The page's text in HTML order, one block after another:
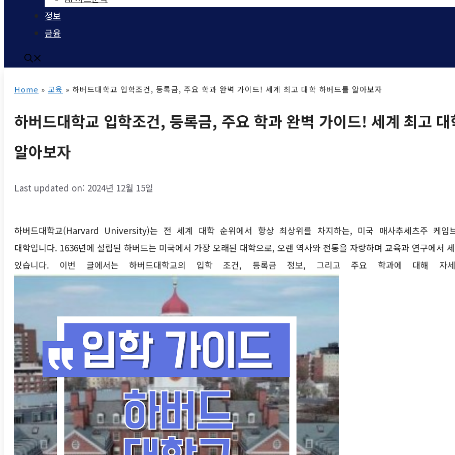
정보
금융
Home » 교육 » 하버드대학교 입학조건, 등록금, 주요 학과 완벽 가이드! 세계 최고 대학 하버드를 알아보자
하버드대학교 입학조건, 등록금, 주요 학과 완벽 가이드! 세계 최고
알아보자
Last updated on: 2024년 12월 15일
하버드대학교(Harvard University)는 전 세계 대학 순위에서 항상 최상위를 차지하는, 미국 매사추세츠주 케임
대학입니다. 1636년에 설립된 하버드는 미국에서 가장 오래된 대학으로, 오랜 역사와 전통을 자랑하며 교육과 연구에서
있습니다. 이번 글에서는 하버드대학교의 입학 조건, 등록금 정보, 그리고 주요 학과에 대해 자세